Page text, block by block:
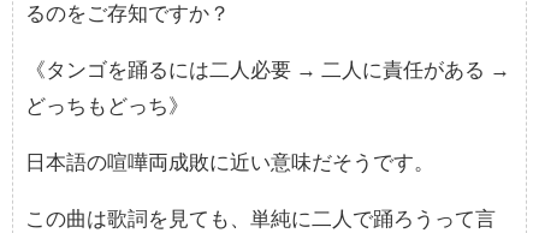
るのをご存知ですか？
《タンゴを踊るには二人必要 → 二人に責任がある →
どっちもどっち》
日本語の喧嘩両成敗に近い意味だそうです。
この曲は歌詞を見ても、単純に二人で踊ろうって言